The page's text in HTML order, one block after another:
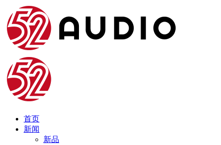
首页
新闻
新品